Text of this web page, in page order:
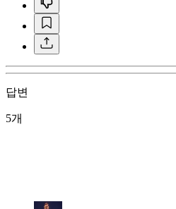
답변
5개